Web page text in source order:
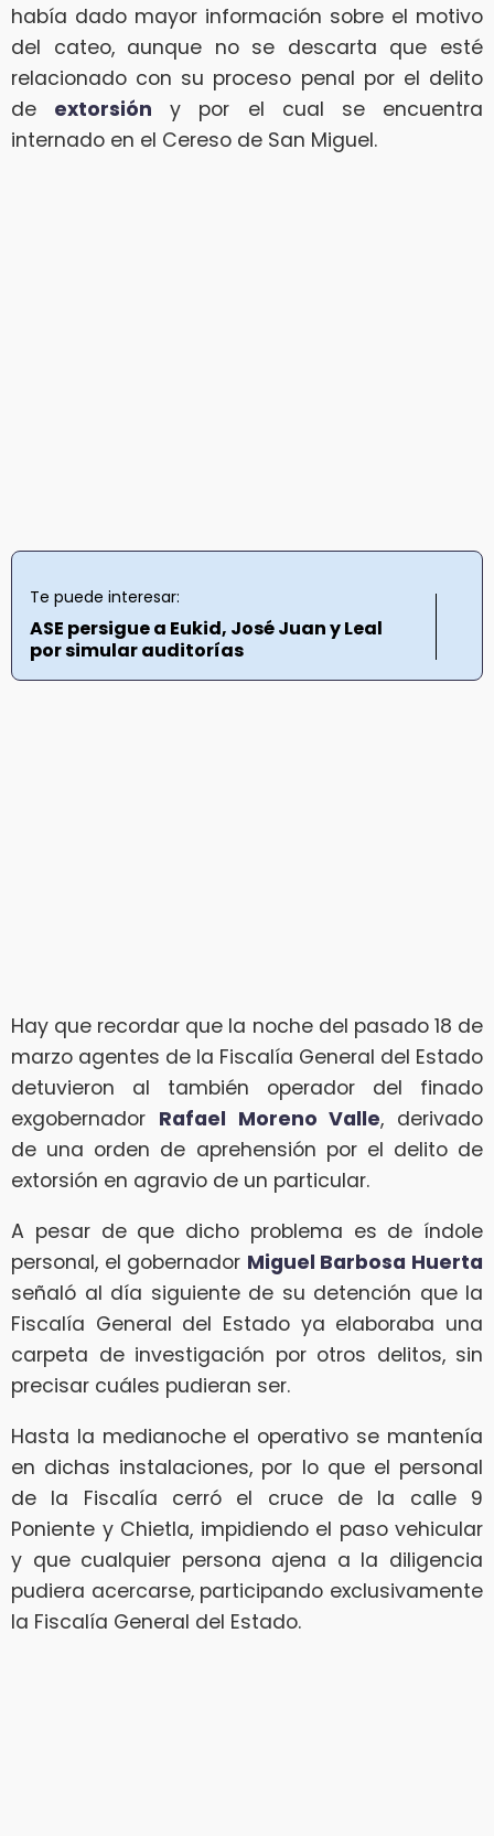
había dado mayor información sobre el motivo
del cateo, aunque no se descarta que esté
relacionado con su proceso penal por el delito
de extorsión y por el cual se encuentra
internado en el Cereso de San Miguel.
Te puede interesar:
ASE persigue a Eukid, José Juan y Leal
por simular auditorías
Hay que recordar que la noche del pasado 18 de
marzo agentes de la Fiscalía General del Estado
detuvieron al también operador del finado
exgobernador Rafael Moreno Valle, derivado
de una orden de aprehensión por el delito de
extorsión en agravio de un particular.
A pesar de que dicho problema es de índole
personal, el gobernador Miguel Barbosa Huerta
señaló al día siguiente de su detención que la
Fiscalía General del Estado ya elaboraba una
carpeta de investigación por otros delitos, sin
precisar cuáles pudieran ser.
Hasta la medianoche el operativo se mantenía
en dichas instalaciones, por lo que el personal
de la Fiscalía cerró el cruce de la calle 9
Poniente y Chietla, impidiendo el paso vehicular
y que cualquier persona ajena a la diligencia
pudiera acercarse, participando exclusivamente
la Fiscalía General del Estado.